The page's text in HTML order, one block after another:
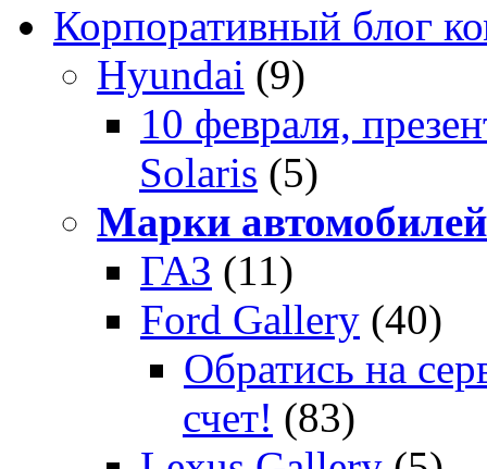
Корпоративный блог
Hyundai (9)
10 февраля,
Solaris (5)
Марки автомобилей
ГАЗ (11)
Ford Gallery (40)
Обратись на
счет! (83)